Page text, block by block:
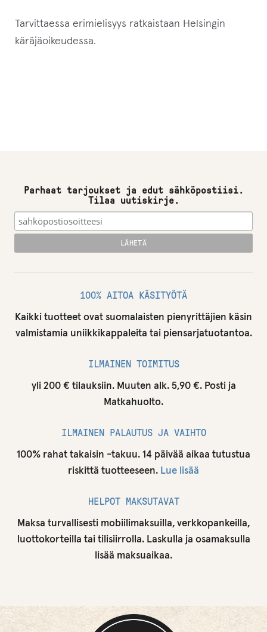
Tarvittaessa erimielisyys ratkaistaan Helsingin
käräjäoikeudessa.
Parhaat tarjoukset ja edut sähköpostiisi.
Tilaa uutiskirje.
100% AITOA KÄSITYÖTÄ
Kaikki tuotteet ovat suomalaisten pienyrittäjien käsin
valmistamia uniikkikappaleita tai piensarjatuotantoa.
ILMAINEN TOIMITUS
yli 200 € tilauksiin. Muuten alk. 5,90 €. Posti ja
Matkahuolto.
ILMAINEN PALAUTUS JA VAIHTO
100% rahat takaisin -takuu. 14 päivää aikaa tutustua
riskittä tuotteeseen. Lue lisää
HELPOT MAKSUTAVAT
Maksa turvallisesti mobiilimaksuilla, verkkopankeilla,
luottokorteilla tai tilisiirrolla. Laskulla ja osamaksulla
lisää maksuaikaa.